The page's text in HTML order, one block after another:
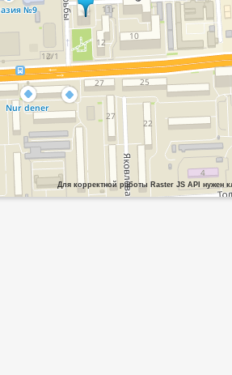
Для корректной работы Raster JS API